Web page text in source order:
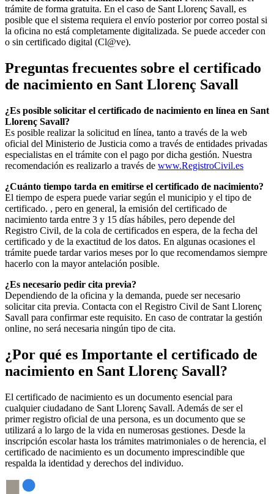
trámite de forma gratuita. En el caso de Sant Llorenç Savall, es
posible que el sistema requiera el envío posterior por correo postal si
la oficina no está completamente digitalizada. Se puede acceder con
o sin certificado digital (Cl@ve).
Preguntas frecuentes sobre el certificado
de nacimiento en Sant Llorenç Savall
¿Es posible solicitar el certificado de nacimiento en línea en Sant
Llorenç Savall?
Es posible realizar la solicitud en línea, tanto a través de la web
oficial del Ministerio de Justicia como a través de entidades privadas
especialistas en el trámite con el pago por dicha gestión. Nuestra
recomendación es realizarlo a través de www.RegistroCivil.es
¿Cuánto tiempo tarda en emitirse el certificado de nacimiento?
El tiempo de espera puede variar según el municipio y el tipo de
certificado. , pero en general, la emisión del certificado de
nacimiento tarda entre 3 y 15 días hábiles, pero depende del
Registro Civil, de la cola de certificados en espera, de la fecha del
certificado y de la exactitud de los datos. En algunas ocasiones el
trámite puede tardar varios meses por lo que recomendamos siempre
hacerlo con la mayor antelación posible.
¿Es necesario pedir cita previa?
Dependiendo de la oficina y la demanda, puede ser necesario
solicitar cita previa. Contacta con el Registro Civil de Sant Llorenç
Savall para confirmar este requisito. En caso de contratar la gestión
online, no será necesaria ningún tipo de cita.
¿Por qué es Importante el certificado de
nacimiento en Sant Llorenç Savall ?
El certificado de nacimiento es un documento esencial para
cualquier ciudadano de Sant Llorenç Savall. Además de ser el
primer registro oficial de una persona, es un documento que se
utilizará a lo largo de la vida en numerosas gestiones. Desde la
inscripción escolar hasta los trámites matrimoniales o de herencia, el
certificado de nacimiento es un documento imprescindible que
respalda la identidad y derechos del individuo.